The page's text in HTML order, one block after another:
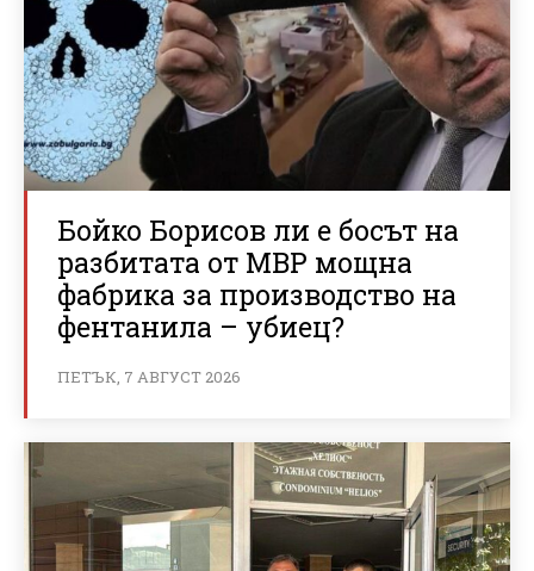
Бойко Борисов ли е босът на
разбитата от МВР мощна
фабрика за производство на
фентанила – убиец?
ПЕТЪК, 7 АВГУСТ 2026